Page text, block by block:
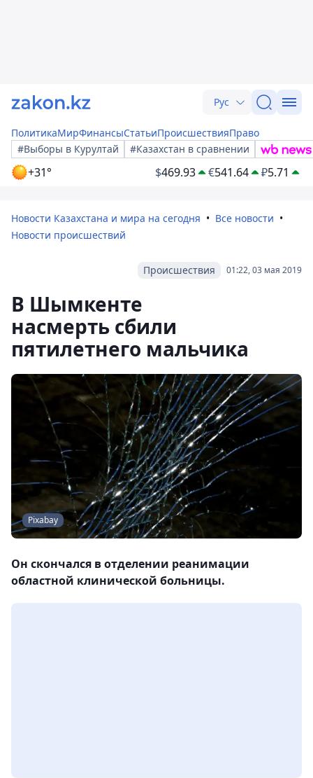
Рус
ПолитикаМирФинансыСтатьиПроисшествияПраво
#Выборы в Курултай
#Казахстан в сравнении
+31° $469.93 €541.64 ₽5.71
Новости Казахстана и мира на сегодня
Все новости
Новости происшествий
01:22, 03 мая 2019
Происшествия
В Шымкенте
насмерть сбили
пятилетнего мальчика
Pixabay
Он скончался в отделении реанимации
областной клинической больницы.